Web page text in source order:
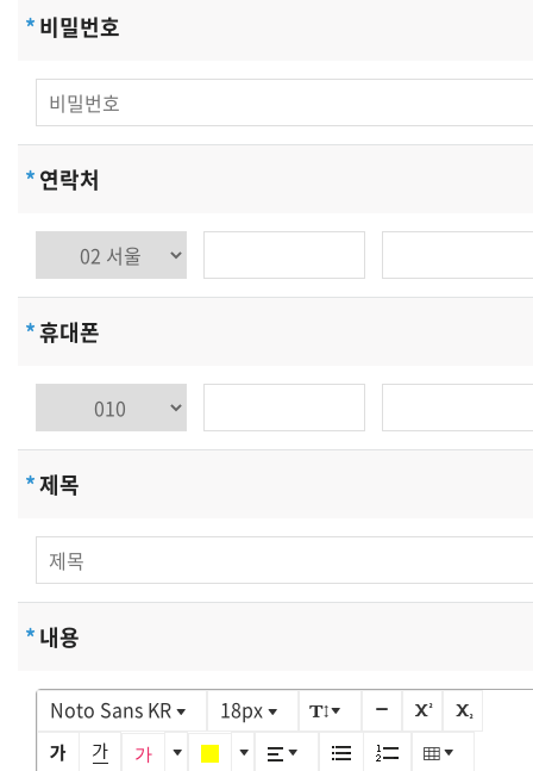
단, 이용자의 기본적 인권침해의 우려가 있는 민감한
제공하기 위해 이용자의 자의에 의한 추가정보를
[수집하는 개인정보 항목]
아래와 같은 개인정보를 수집하고 있습니다.
자택 전화번호, 자택 주소, 휴대전화번호, 이메일,
-개인정보 수집방법: 홈페이지(회원가입, 게시판,
온라인상담, 온라인예약 등)
쿠키에 의한 개인정보 수집
에코엔테크은(는) 귀하에 대한 정보를 저장하고 수시로
웹사이트가 귀하의 컴퓨터 브라우저(넷스케이프, 인터넷
익스플로러 등)로 전송하는 소량의 정보입니다. 귀하가
웹사이트에 접속을 하면 에코엔테크 웹서버는 귀하의
귀하의 컴퓨터에서 찾아 접속에 따른 아이디 등의 추가
입력없이 서비스를 제공할 수 있습니다. 쿠키는 귀하의
컴퓨터는 식별하지만 귀하를 개인적으로 식별하지는
*비밀번호
*연락처
*휴대폰
*제목
*내용
Noto Sans KR 18px